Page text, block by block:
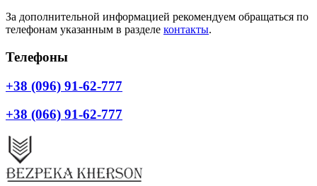
За дополнительной информацией рекомендуем обращаться по
телефонам указанным в разделе контакты.
Телефоны
+38 (096) 91-62-777
+38 (066) 91-62-777